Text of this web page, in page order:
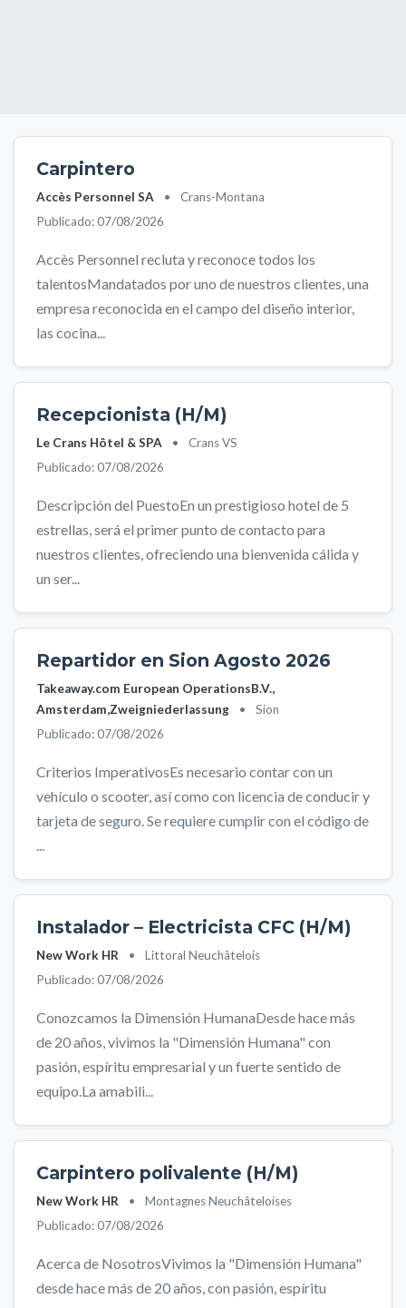
Carpintero
Accès Personnel SA •
Crans-Montana
Publicado: 07/08/2026
Accès Personnel recluta y reconoce todos los
talentosMandatados por uno de nuestros clientes, una
empresa reconocida en el campo del diseño interior,
las cocina...
Recepcionista (H/M)
Le Crans Hôtel & SPA •
Crans VS
Publicado: 07/08/2026
Descripción del PuestoEn un prestigioso hotel de 5
estrellas, será el primer punto de contacto para
nuestros clientes, ofreciendo una bienvenida cálida y
un ser...
Repartidor en Sion Agosto 2026
Takeaway.com European OperationsB.V.,
Amsterdam,Zweigniederlassung
•
Sion
Publicado: 07/08/2026
Criterios ImperativosEs necesario contar con un
vehículo o scooter, así como con licencia de conducir y
tarjeta de seguro. Se requiere cumplir con el código de
...
Instalador – Electricista CFC (H/M)
New Work HR •
Littoral Neuchâtelois
Publicado: 07/08/2026
Conozcamos la Dimensión HumanaDesde hace más
de 20 años, vivimos la "Dimensión Humana" con
pasión, espíritu empresarial y un fuerte sentido de
equipo.La amabili...
Carpintero polivalente (H/M)
New Work HR •
Montagnes Neuchâteloises
Publicado: 07/08/2026
Acerca de NosotrosVivimos la "Dimensión Humana"
desde hace más de 20 años, con pasión, espíritu